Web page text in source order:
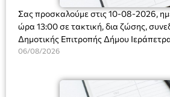
Σας προσκαλούμε στις 10-08-2026,
ώρα 13:00 σε τακτική, δια ζώσης,
Δημοτικής Επιτροπής Δήμου
στο Δημοτικό Κατάστημα,
και λήψη αποφάσεων στα παρακάτω
06/08/2026